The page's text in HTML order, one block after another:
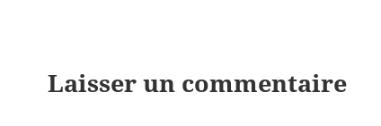
Laisser un commentaire